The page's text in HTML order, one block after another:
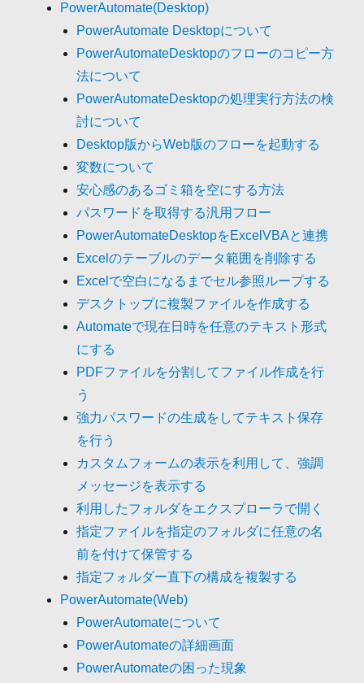
PowerAutomate(Desktop)
PowerAutomate Desktopについて
PowerAutomateDesktopのフローのコピー方
法について
PowerAutomateDesktopの処理実行方法の検
討について
Desktop版からWeb版のフローを起動する
変数について
安心感のあるゴミ箱を空にする方法
パスワードを取得する汎用フロー
PowerAutomateDesktopをExcelVBAと連携
Excelのテーブルのデータ範囲を削除する
Excelで空白になるまでセル参照ループする
デスクトップに複製ファイルを作成する
Automateで現在日時を任意のテキスト形式
にする
PDFファイルを分割してファイル作成を行
う
強力パスワードの生成をしてテキスト保存
を行う
カスタムフォームの表示を利用して、強調
メッセージを表示する
利用したフォルダをエクスプローラで開く
指定ファイルを指定のフォルダに任意の名
前を付けて保管する
指定フォルダー直下の構成を複製する
PowerAutomate(Web)
PowerAutomateについて
PowerAutomateの詳細画面
PowerAutomateの困った現象